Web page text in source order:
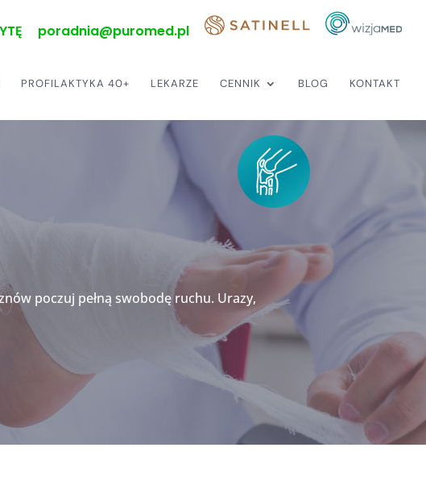
poradnia@puromed.pl
PROFILAKTYKA 40+ LEKARZE CENNIK BLOG KONTAKT
poczuj pełną swobodę ruchu. Urazy,